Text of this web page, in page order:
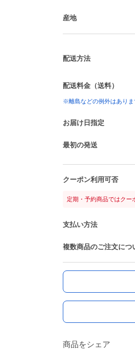
産地
配送方法
配送料金（送料）
※離島などの例外はありま
お届け日指定
最初の発送
クーポン利用可否
定期・予約商品ではクー
支払い方法
複数商品のご注文につ
商品をシェア